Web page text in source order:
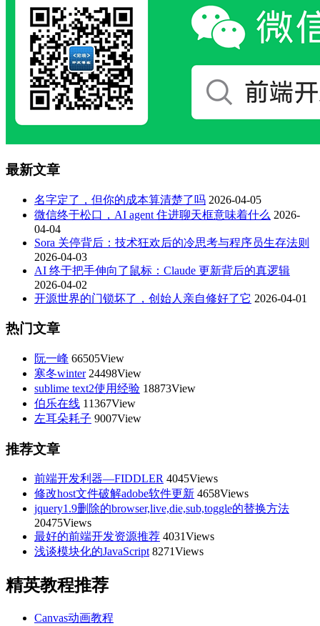
最新文章
名字定了，但你的成本算清楚了吗 2026-04-05
微信终于松口，AI agent 住进聊天框意味着什么 2026-
04-04
Sora 关停背后：技术狂欢后的冷思考与程序员生存法则
2026-04-03
AI 终于把手伸向了鼠标：Claude 更新背后的真逻辑
2026-04-02
开源世界的门锁坏了，创始人亲自修好了它 2026-04-01
热门文章
阮一峰 66505View
寒冬winter24498View
sublime text2使用经验 18873View
伯乐在线 11367View
左耳朵耗子 9007View
推荐文章
前端开发利器—FIDDLER 4045Views
修改host文件破解adobe软件更新 4658Views
jquery1.9删除的browser,live,die,sub,toggle的替换方法
20475Views
最好的前端开发资源推荐 4031Views
浅谈模块化的JavaScript 8271Views
精英教程推荐
Canvas动画教程